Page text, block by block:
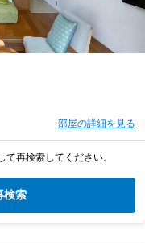
部屋の詳細を見る
再検索してください。
検索